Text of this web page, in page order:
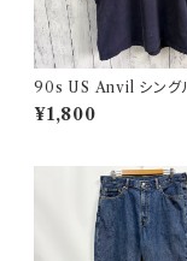
90s US Anvil シング
チTシャツ ニューヨー
ィンテージ
¥1,800